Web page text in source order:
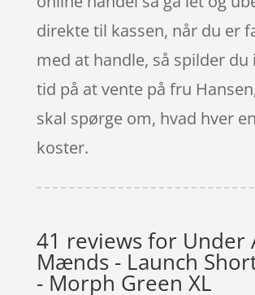
direkte til kassen, når du er
med at handle, så spilder du
tid på at vente på fru
skal spørge om, hvad hver
koster.
41 reviews for Under
Mænds - Launch
- Morph Green XL